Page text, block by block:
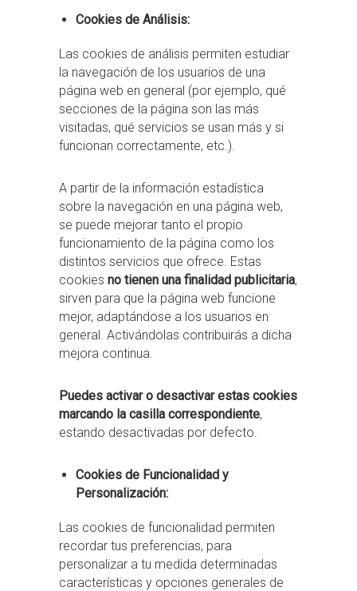
Cookies de Análisis:
Las cookies de análisis permiten estudiar
la navegación de los usuarios de una
página web en general (por ejemplo, qué
secciones de la página son las más
visitadas, qué servicios se usan más y si
funcionan correctamente, etc.).
A partir de la información estadística
sobre la navegación en una página web,
se puede mejorar tanto el propio
funcionamiento de la página como los
distintos servicios que ofrece. Estas
cookies no tienen una finalidad publicitaria,
sirven para que la página web funcione
mejor, adaptándose a los usuarios en
general. Activándolas contribuirás a dicha
mejora continua.
Puedes activar o desactivar estas cookies
marcando la casilla correspondiente,
estando desactivadas por defecto.
Cookies de Funcionalidad y
Personalización:
Las cookies de funcionalidad permiten
recordar tus preferencias, para
personalizar a tu medida determinadas
características y opciones generales de